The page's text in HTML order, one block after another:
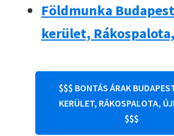
Földmunka Budapest
kerület,
$$$ BONTÁS ÁRAK
KERÜLET, RÁKOSPALOTA,
$$$